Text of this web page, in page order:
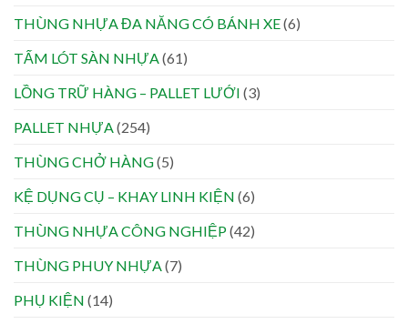
THÙNG NHỰA ĐA NĂNG CÓ BÁNH XE(6)
TẤM LÓT SÀN NHỰA (61)
LỒNG TRỮ HÀNG – PALLET LƯỚI (3)
PALLET NHỰA (254)
THÙNG CHỞ HÀNG(5)
KỆ DỤNG CỤ – KHAY LINH KIỆN (6)
THÙNG NHỰA CÔNG NGHIỆP(42)
THÙNG PHUY NHỰA (7)
PHỤ KIỆN (14)